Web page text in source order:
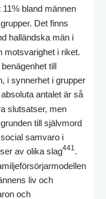
bland männen
Det finns
halländska män i
motsvarighet i riket.
till
i synnerhet i grupper
antalet är så
slutsatser, men
till självmord
samvaro i
av olika slag441.
liv och
och